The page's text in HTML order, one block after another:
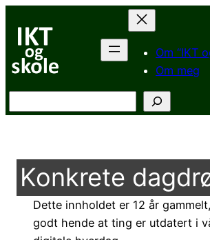
innhold
Om “IKT
Om meg
Konkrete
Dette innholdet er 12 år
godt hende at ting er utdatert i